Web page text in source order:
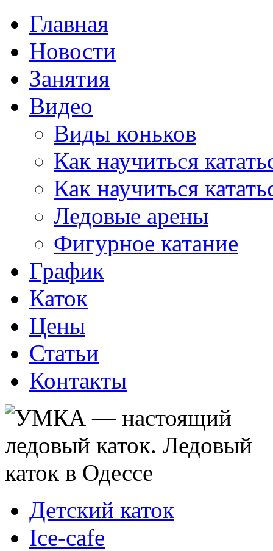
Главная
Новости
Занятия
Видео
Виды коньков
Как научиться
Как научиться
Ледовые арены
Фигурное катание
График
Каток
Цены
Статьи
Контакты
Детский каток
Ice-cafe